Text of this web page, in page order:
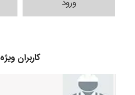
کاربران ویژه